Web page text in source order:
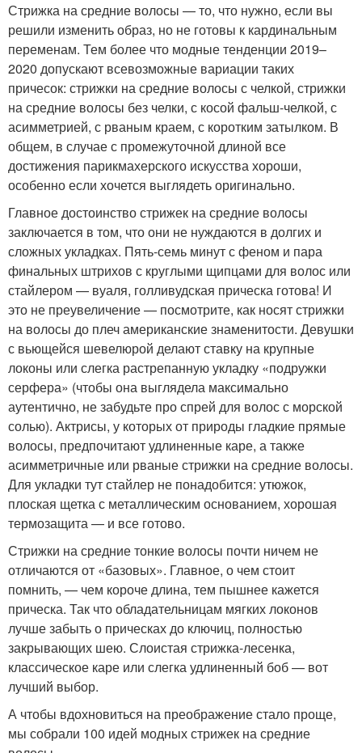
Стрижка на средние волосы — то, что нужно, если вы
решили изменить образ, но не готовы к кардинальным
переменам. Тем более что модные тенденции 2019–
2020 допускают всевозможные вариации таких
причесок: стрижки на средние волосы с челкой, стрижки
на средние волосы без челки, с косой фальш-челкой, с
асимметрией, с рваным краем, с коротким затылком. В
общем, в случае с промежуточной длиной все
достижения парикмахерского искусства хороши,
особенно если хочется выглядеть оригинально.
Главное достоинство стрижек на средние волосы
заключается в том, что они не нуждаются в долгих и
сложных укладках. Пять-семь минут с феном и пара
финальных штрихов с круглыми щипцами для волос или
стайлером — вуаля, голливудская прическа готова! И
это не преувеличение — посмотрите, как носят стрижки
на волосы до плеч американские знаменитости. Девушки
с вьющейся шевелюрой делают ставку на крупные
локоны или слегка растрепанную укладку «подружки
серфера» (чтобы она выглядела максимально
аутентично, не забудьте про спрей для волос с морской
солью). Актрисы, у которых от природы гладкие прямые
волосы, предпочитают удлиненные каре, а также
асимметричные или рваные стрижки на средние волосы.
Для укладки тут стайлер не понадобится: утюжок,
плоская щетка с металлическим основанием, хорошая
термозащита — и все готово.
Стрижки на средние тонкие волосы почти ничем не
отличаются от «базовых». Главное, о чем стоит
помнить, — чем короче длина, тем пышнее кажется
прическа. Так что обладательницам мягких локонов
лучше забыть о прическах до ключиц, полностью
закрывающих шею. Слоистая стрижка-лесенка,
классическое каре или слегка удлиненный боб — вот
лучший выбор.
А чтобы вдохновиться на преображение стало проще,
мы собрали 100 идей модных стрижек на средние